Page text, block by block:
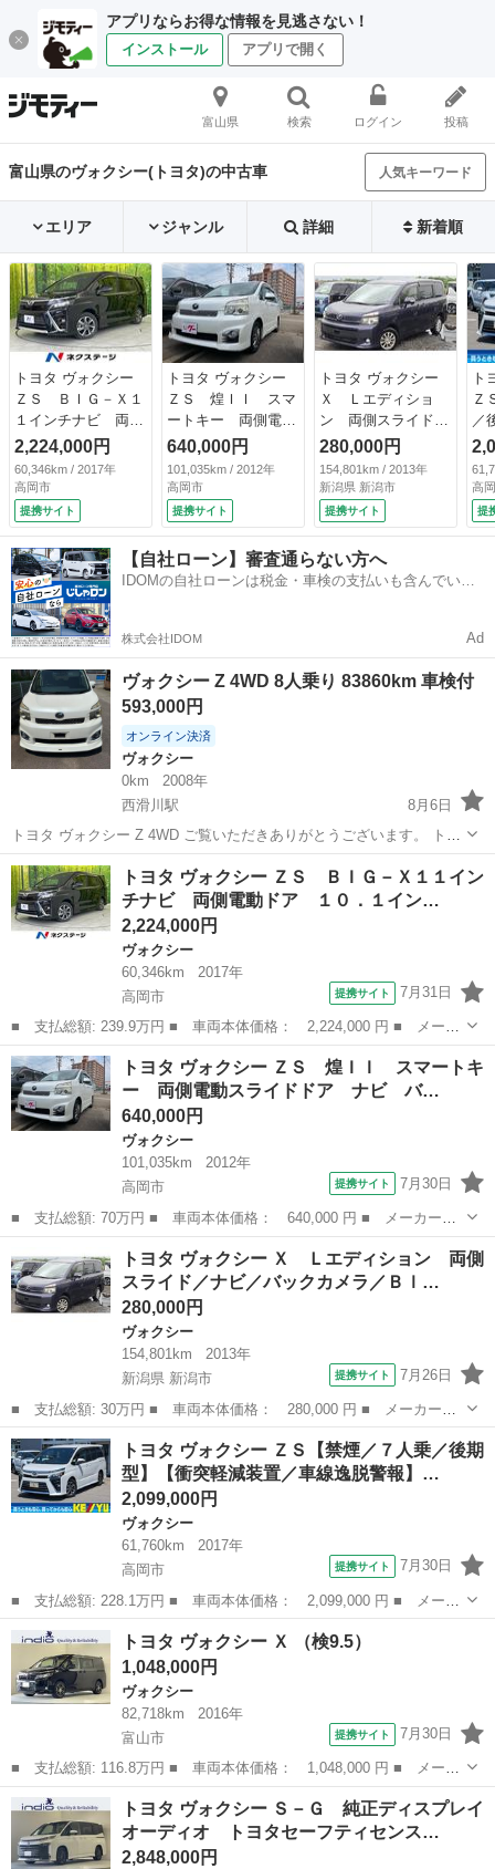
アプリならお得な情報を見逃さない！
インストール アプリで開く
富山県 検索 ログイン 投稿
富山県のヴォクシー(トヨタ)の中古車 人気キーワード
エリア ジャンル 詳細 新着順
トヨタ ヴォクシー
ＺＳ ＢＩＧ－Ｘ１
１インチナビ 両側
電動ドア １０．１
インチフリップダウ
ン バックカメラ
衝突被害軽減システ
ム 禁煙車 ドラレ
コ コーナーセンサ
ー スマートキー
ＬＥＤヘッド ビル
トインＥＴＣ クル
コン （車検整備
付）
2,224,000円
60,346km / 2017年
高岡市
提携サイト
トヨタ ヴォクシー
ＺＳ 煌ＩＩ スマ
ートキー 両側電動
スライドドア ナ
ビ バックモニタ
ー Ｂｌｕｅｔｏｏ
ｔｈ接続 ＨＩＤヘ
ッドライト 運転
席・助手席エアバッ
グ ＡＢＳ 衝突安
全ボディ エアコ
ング パワーウイン
640,000円
101,035km / 2012年
高岡市
提携サイト
トヨタ ヴォクシー
Ｘ Ｌエディショ
ン 両側スライド／
ナビ／バックカメラ
／Ｂｌｕｅｔｏｏｔ
ｈ／プッシュスター
ト／３列シート／ウ
ォークスルー／４Ｗ
Ｄ （なし）
280,000円
154,801km / 2013年
新潟県 新潟市
提携サイト
ト
Ｚ
／
減
報
１
ル
／
ア
オ
Ｃ
高
提
【自社ローン】審査通らない方へ
IDOMの自社ローンは税金・車検の支払いも含んでいる
株式会社IDOM Ad
ヴォクシー Z 4WD 8人乗り 83860km 車検付
593,000円
オンライン決済
ヴォクシー
0km
2008年
西滑川駅
8月6日
トヨタ ヴォクシー Z 4WD ご覧いただきありがとうございます。 トヨ
タ ヴォクシー Z 4WD の出品です。 8人乗りで室内も広く、使い勝手
の良いファミリーカーです。 普段使いはもちろん、家族でのお出かけ
や旅行にも...
富山 富山市 西滑川駅
トヨタ ヴォクシー ＺＳ ＢＩＧ－Ｘ１１イン
チナビ 両側電動ドア １０．１イン…
2,224,000円
ヴォクシー
60,346km
2017年
高岡市
提携サイト 7月31日
■ 支払総額: 239.9万円 ■ 車両本体価格： 2,224,000 円 ■ メーカ
ー名： トヨタ ■ 車種名： ヴォクシー ■ グレード名： ＺＳ
ＢＩＧ－Ｘ１１インチナビ 両側電動ドア １０．１インチフリップ
ダウン ...
富山 高岡市 ヴォクシー
トヨタ ヴォクシー ＺＳ 煌ＩＩ スマートキ
ー 両側電動スライドドア ナビ バ…
640,000円
ヴォクシー
101,035km
2012年
高岡市
提携サイト 7月30日
■ 支払総額: 70万円 ■ 車両本体価格： 640,000 円 ■ メーカー
名： トヨタ ■ 車種名： ヴォクシー ■ グレード名： ＺＳ 煌
ＩＩ スマートキー 両側電動スライドドア ナビ バックモニタ
ー Ｂｌｕｅｔｏｏ...
ヴォクシー
トヨタ ヴォクシー Ｘ Ｌエディション 両側
スライド／ナビ／バックカメラ／Ｂｌ…
280,000円
ヴォクシー
154,801km
2013年
新潟県 新潟市
提携サイト 7月26日
■ 支払総額: 30万円 ■ 車両本体価格： 280,000 円 ■ メーカー
名： トヨタ ■ 車種名： ヴォクシー ■ グレード名： Ｘ Ｌエ
ディション 両側スライド／ナビ／バックカメラ／Ｂｌｕｅｔｏｏｔ
ｈ／プッシュスタ...
新潟 新潟市 ヴォクシー
トヨタ ヴォクシー ＺＳ【禁煙／７人乗／後期
型】【衝突軽減装置／車線逸脱警報】…
2,099,000円
ヴォクシー
61,760km
2017年
高岡市
提携サイト 7月30日
■ 支払総額: 228.1万円 ■ 車両本体価格： 2,099,000 円 ■ メーカ
ー名： トヨタ ■ 車種名： ヴォクシー ■ グレード名： ＺＳ
【禁煙／７人乗／後期型】【衝突軽減装置／車線逸脱警報】 【アル
パイン１１...
富山 ヴォクシー
トヨタ ヴォクシー Ｘ （検9.5）
1,048,000円
ヴォクシー
82,718km
2016年
富山市
提携サイト 7月30日
■ 支払総額: 116.8万円 ■ 車両本体価格： 1,048,000 円 ■ メーカ
ー名： トヨタ ■ 車種名： ヴォクシー ■ グレード名： Ｘ ■
排気量： 2000cc ■ ドア枚数： 5D ■ ミッション： CV...
富山 ヴォクシー
トヨタ ヴォクシー Ｓ－Ｇ 純正ディスプレイ
オーディオ トヨタセーフティセンス…
2,848,000円